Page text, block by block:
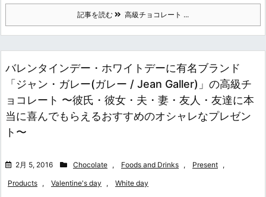
記事を読む 高級チョコレート ...
バレンタインデー・ホワイトデーに有名ブランド
「ジャン・ガレー(ガレー / Jean Galler)」の高級チ
ョコレート 〜彼氏・彼女・夫・妻・友人・友達に本
当に喜んでもらえるおすすめのオシャレなプレゼン
ト〜
2月 5, 2016 Chocolate , Foods and Drinks , Present ,
Products , Valentine's day , White day